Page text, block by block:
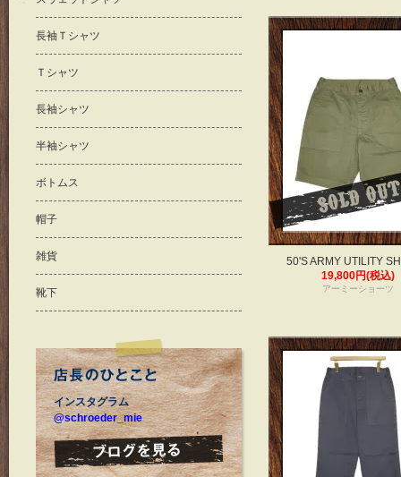
50'S ARMY UTILITY
19,800円(税込)
アーミーショーツ
長袖Ｔシャツ
Ｔシャツ
長袖シャツ
半袖シャツ
ボトムス
帽子
雑貨
靴下
インスタグラム
@schroeder_mie